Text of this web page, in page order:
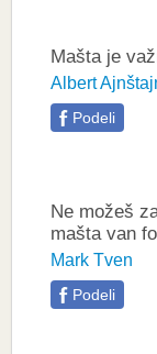
Mašta je
Albert
Podeli
Ne možeš
mašta van
Mark Tven
Podeli